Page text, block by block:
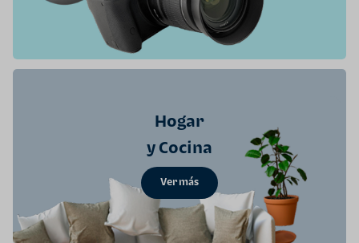
Hogar
y Cocina
Ver más